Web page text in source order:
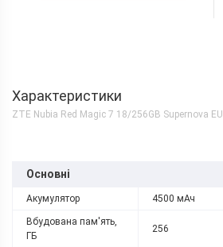
Характеристики
ZTE Nubia Red Magic 7 18/256GB Supernova EU
Основні
Акумулятор 4500 мАч
Вбудована пам'ять,
ГБ
256